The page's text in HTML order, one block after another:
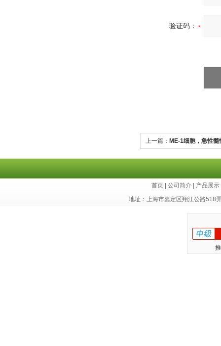
验证码：
上一篇： ME-1细胞，急性
首页 公司简介 产品展示
地址：上海市嘉定区翔江公路518